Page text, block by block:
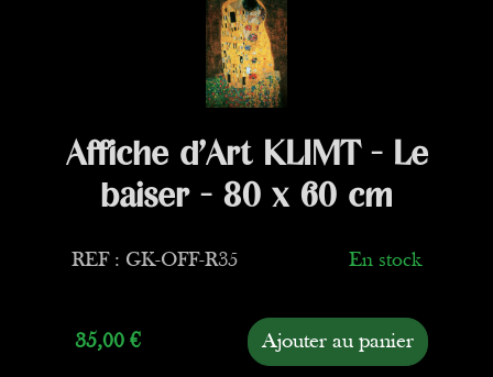
Affiche d’Art KLIMT - Le
baiser - 80 x 60 cm
REF : GK-OFF-R35 En stock
35,00€ Ajouter au panier